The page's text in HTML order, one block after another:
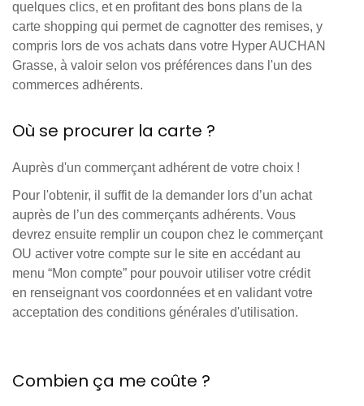
quelques clics, et en profitant des bons plans de la
carte shopping qui permet de cagnotter des remises, y
compris lors de vos achats dans votre Hyper AUCHAN
Grasse, à valoir selon vos préférences dans l'un des
commerces adhérents.
Où se procurer la carte ?
Auprès d'un commerçant adhérent de votre choix !
Pour l'obtenir, il suffit de la demander lors d’un achat
auprès de l’un des commerçants adhérents. Vous
devrez ensuite remplir un coupon chez le commerçant
OU activer votre compte sur le site en accédant au
menu “Mon compte” pour pouvoir utiliser votre crédit
en renseignant vos coordonnées et en validant votre
acceptation des conditions générales d'utilisation.
Combien ça me coûte ?